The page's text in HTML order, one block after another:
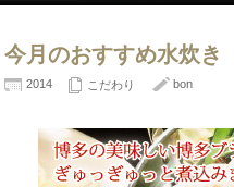
今月のおすすめ水炊き
2014 こだわり bon